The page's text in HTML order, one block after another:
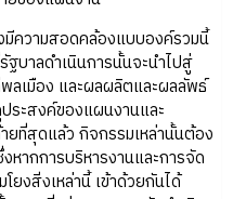
ความสอดคล้องแบบองค์รวมนี้
บาลดำเนินการนั้นจะนำไปสู่
เมือง และผลผลิตและผลลัพธ์
ะสงค์ของแผนงานและ
ยที่สุดแล้ว กิจกรรมเหล่านั้นต้อง
หากการบริหารงานและการจัด
ยงสิ่งเหล่านี้ เข้าด้วยกันได้